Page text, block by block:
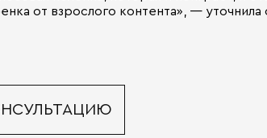
от взрослого контента», — уточнила